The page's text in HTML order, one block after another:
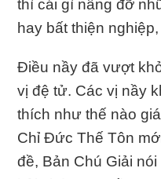
thì cái gì nâng đỡ
hay bất thiện
Ðiều nầy đã vượt
vị đệ tử. Các vị nầy
thích như thế nào
Chỉ Ðức Thế Tôn
đề, Bản Chú Giải